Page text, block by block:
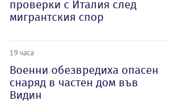
проверки с Италия след
мигрантския спор
19 часа
Военни обезвредиха опасен
снаряд в частен дом във
Видин